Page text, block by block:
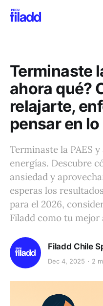
Terminaste
ahora qué?
relajarte,
pensar en
Terminaste la PAES
energías. Descubre
ansiedad y
esperas los
para el 2026,
Filadd como tu mejor
Filadd Chile
Dec 4, 2025 2